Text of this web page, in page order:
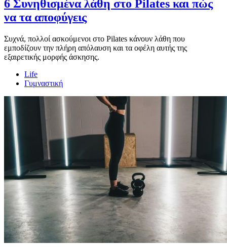
6 Συνηθισμένα λάθη στο Pilates και πώς
να τα αποφύγεις
Συχνά, πολλοί ασκούμενοι στο Pilates κάνουν λάθη που
εμποδίζουν την πλήρη απόλαυση και τα οφέλη αυτής της
εξαιρετικής μορφής άσκησης.
Life
Γυμναστική